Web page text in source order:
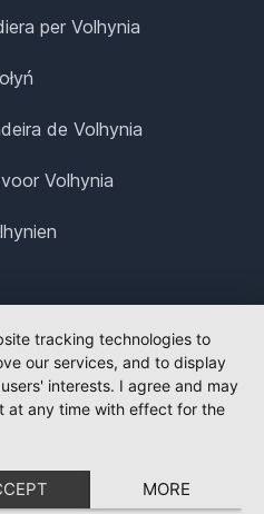
per Volhynia
de Volhynia
Volhynia
tracking technologies to
our services, and to display
interests. I agree and may
at any time with effect for the
MORE